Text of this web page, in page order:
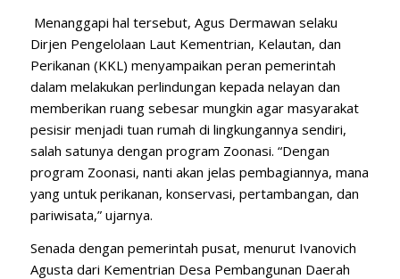
Menanggapi hal tersebut, Agus Dermawan selaku
Dirjen Pengelolaan Laut Kementrian, Kelautan, dan
Perikanan (KKL) menyampaikan peran pemerintah
dalam melakukan perlindungan kepada nelayan dan
memberikan ruang sebesar mungkin agar masyarakat
pesisir menjadi tuan rumah di lingkungannya sendiri,
salah satunya dengan program Zoonasi. “Dengan
program Zoonasi, nanti akan jelas pembagiannya, mana
yang untuk perikanan, konservasi, pertambangan, dan
pariwisata,” ujarnya.
Senada dengan pemerintah pusat, menurut Ivanovich
Agusta dari Kementrian Desa Pembangunan Daerah